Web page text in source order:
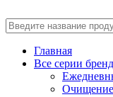
Главная
Все серии